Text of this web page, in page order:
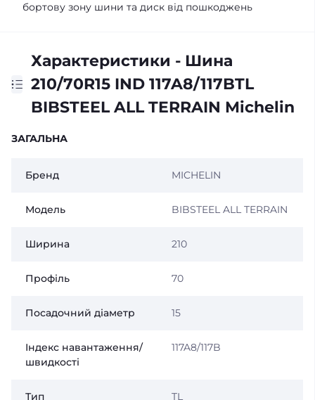
бортову зону шини та диск від пошкоджень
Характеристики - Шина
210/70R15 IND 117A8/117BTL
BIBSTEEL ALL TERRAIN Michelin
ЗАГАЛЬНА
Бренд MICHELIN
Модель BIBSTEEL ALL TERRAIN
Ширина 210
Профіль 70
Посадочний діаметр 15
Індекс навантаження/
швидкості
117A8/117B
Тип TL